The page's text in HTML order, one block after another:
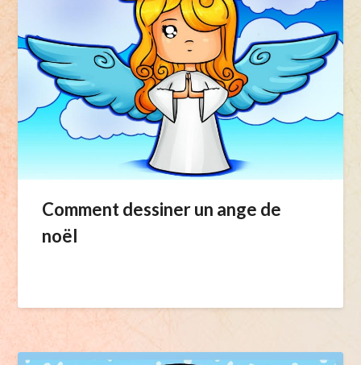
Comment dessiner un ange de
noël